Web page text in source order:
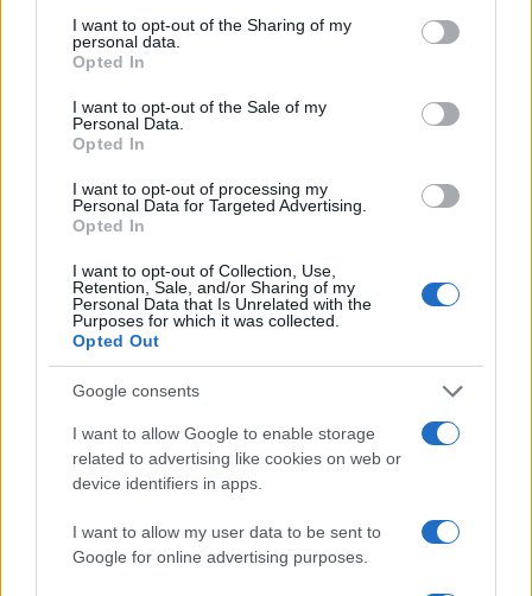
not limited to your visit or usage behaviour. You may click to
grant or deny consent to Google and its third-party tags to
use your data for below specified purposes in below Google
consent section.
I want to opt-out of the Sharing of my
personal data.
Opted In
I want to opt-out of the Sale of my
Personal Data.
Opted In
I want to opt-out of processing my
Personal Data for Targeted Advertising.
Opted In
I want to opt-out of Collection, Use,
Retention, Sale, and/or Sharing of my
Personal Data that Is Unrelated with the
Purposes for which it was collected.
Opted Out
Google consents
I want to allow Google to enable storage
related to advertising like cookies on web or
device identifiers in apps.
I want to allow my user data to be sent to
Google for online advertising purposes.
ΠΟΛΙΤΙΚΗ ΓΡΑΜΜΑΤΕΙΑ
ΣΥΡΙΖΑ
Share:
Ακολουθήστε το Νewsit.gr στο
ενημερωθείτε πρώτοι για όλη την ειδησεογραφία και τα
τελευταία νέατης ημέρας
Πιο δημοφιλή
Έφυγαν οι συνεργάτες, μένει η Μαρία
Καρυστιανού - Η επόμενη μέρα για την
«Ελπίδα για τη Δημοκρατία»
Συγκίνηση στο τελευταίο αντίο στον Λάκη
κλαρίνα αποχαιρέτησαν την εμβληματική
φωνή της μεταπολίτευσης